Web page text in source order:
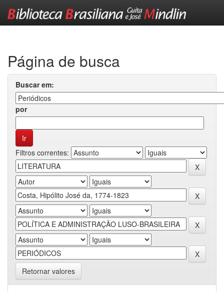
Página de busca
Buscar em:
por
Filtros correntes:
Retornar valores